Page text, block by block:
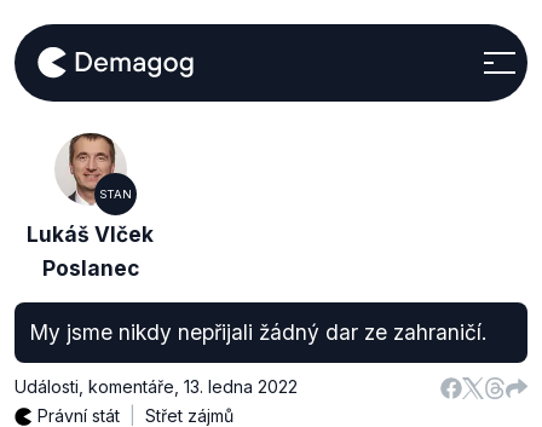
STAN
Lukáš Vlček
Poslanec
My jsme nikdy nepřijali žádný dar ze zahraničí.
Události, komentáře 13. ledna 2022
Právní stát
Střet zájmů